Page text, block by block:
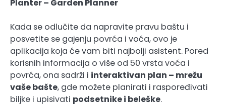
Planter – Garden Planner
Kada se odlučite da napravite pravu baštu i
posvetite se gajenju povrća i voća, ovo je
aplikacija koja će vam biti najbolji asistent. Pored
korisnih informacija o više od 50 vrsta voća i
povrća, ona sadrži i interaktivan plan – mrežu
vaše bašte, gde možete planirati i raspoređivati
biljke i upisivati podsetnike i beleške.